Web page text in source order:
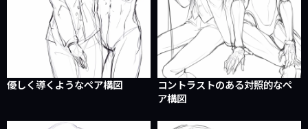
優しく導くようなペア構図
コントラストのある対照的なペ
ア構図